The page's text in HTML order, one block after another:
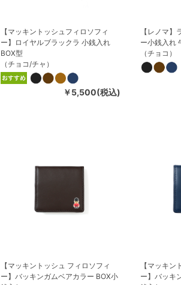
【マッキントッシュフィロソフィ
ー】ロイヤルブラックラ 小銭入れ
BOX型
（チョコ/チャ）
￥5,500(税込)
【レノマ
ー小銭入れ
（チョコ）
【マッキントッシュ フィロソフィ
ー】バッキンガムベアカラー BOX小
【マッキ
ー】バッキ